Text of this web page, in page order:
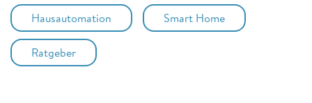
Hausautomation Smart Home
Ratgeber